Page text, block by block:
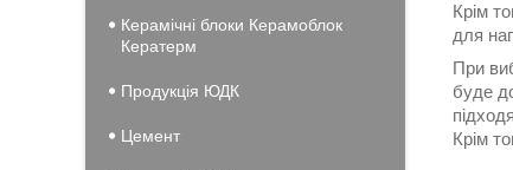
Крім
для
При
буде
Крім
Керамічні блоки Керамоблок
Кератерм
Продукція ЮДК
Цемент